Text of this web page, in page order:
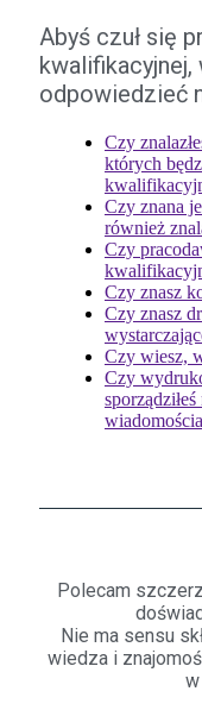
Abyś czuł się
kwalifikacyjnej,
odpowiedzieć
Czy
których
Czy znana
również
Czy
Czy znasz
Czy znasz
Czy wiesz,
Czy
Polecam
Nie ma sensu
wiedza i